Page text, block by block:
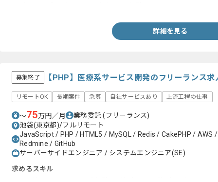
詳細を見る
募集終了 【PHP】医療系サービス開発のフリーランス求
リモートOK 長期案件 急募 自社サービスあり 上流工程の仕事
〜75万円／月 業務委託(フリーランス)
池袋(東京都)/フルリモート
JavaScript / PHP / HTML5 / MySQL / Redis / CakePHP /
Redmine / GitHub
サーバーサイドエンジニア / システムエンジニア(SE)
求めるスキル